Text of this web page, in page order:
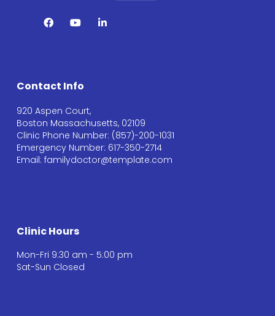
Contact Info
920 Aspen Court,
Boston Massachusetts, 02109
Clinic Phone Number: (857)-200-1031
Emergency Number: 617-350-2714
Email: familydoctor@template.com
Clinic Hours
Mon-Fri 9:30 am - 5:00 pm
Sat-Sun Closed